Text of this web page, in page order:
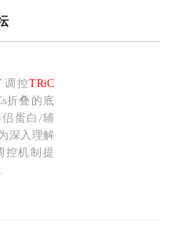
团队揭示TRiC
调控TRiC
折叠的底
蛋白/辅
深入理解
控机制提